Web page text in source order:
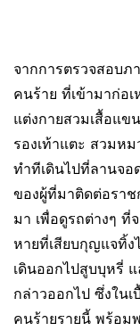
จากการตรวจสอบภ
คนร้าย ที่เข้ามาก่อ
แต่งกายสวมเสื้อแข
รองเท้าแตะ สวมห
ทำทีเดินไปที่ลานจอ
ของผู้ที่มาติดต่อราช
มา เพื่อดูรถต่างๆ ที่
หายที่เสียบกุญแจทิ้ง
เดินออกไปสูบบุหรี่
กล่าวออกไป ซึ่งใน
คนร้ายรายนี้ พร้อม